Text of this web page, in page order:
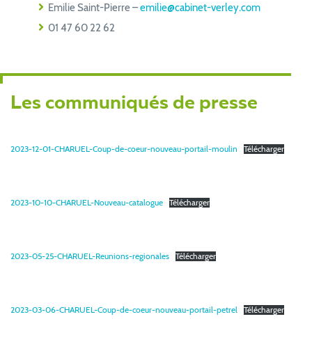
Emilie Saint-Pierre –emilie@cabinet-verley.com
01 47 60 22 62
Les communiqués de presse
2023-12-01-CHARUEL-Coup-de-coeur-nouveau-portail-moulin Télécharger
2023-10-10-CHARUEL-Nouveau-catalogue Télécharger
2023-05-25-CHARUEL-Reunions-regionales Télécharger
2023-03-06-CHARUEL-Coup-de-coeur-nouveau-portail-petrel Télécharger